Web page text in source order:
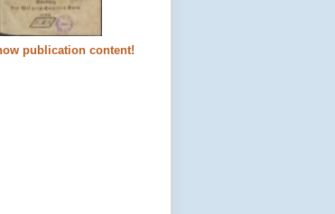
publication content!